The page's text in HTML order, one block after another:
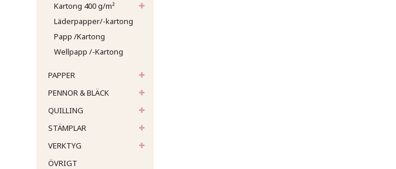
Kartong 400 g/m²
Läderpapper/-kartong
Papp /Kartong
Wellpapp /-Kartong
PAPPER
PENNOR & BLÄCK
QUILLING
STÄMPLAR
VERKTYG
ÖVRIGT